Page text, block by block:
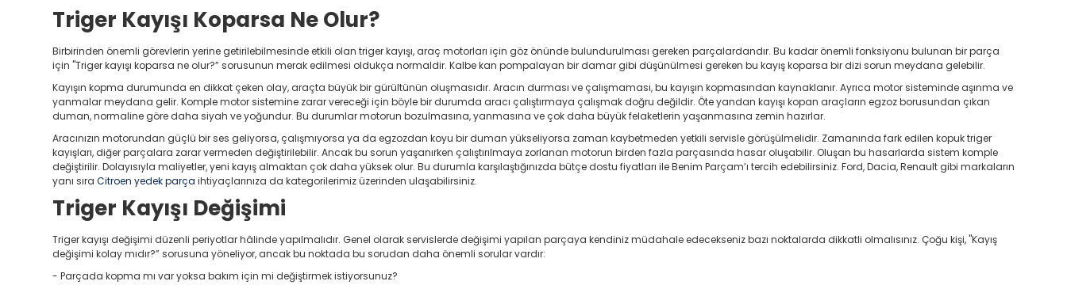
Triger Kayışı Koparsa Ne Olur?
Birbirinden önemli görevlerin yerine getirilebilmesinde etkili olan triger kayışı, araç motorları için göz önünde bulundurulması gereken parçalardandır. Bu kadar önemli fonksiyonu bulunan bir parça
için "Triger kayışı koparsa ne olur?” sorusunun merak edilmesi oldukça normaldir. Kalbe kan pompalayan bir damar gibi düşünülmesi gereken bu kayış koparsa bir dizi sorun meydana gelebilir.
Kayışın kopma durumunda en dikkat çeken olay, araçta büyük bir gürültünün oluşmasıdır. Aracın durması ve çalışmaması, bu kayışın kopmasından kaynaklanır. Ayrıca motor sisteminde aşınma ve
yanmalar meydana gelir. Komple motor sistemine zarar vereceği için böyle bir durumda aracı çalıştırmaya çalışmak doğru değildir. Öte yandan kayışı kopan araçların egzoz borusundan çıkan
duman, normaline göre daha siyah ve yoğundur. Bu durumlar motorun bozulmasına, yanmasına ve çok daha büyük felaketlerin yaşanmasına zemin hazırlar.
Aracınızın motorundan güçlü bir ses geliyorsa, çalışmıyorsa ya da egzozdan koyu bir duman yükseliyorsa zaman kaybetmeden yetkili servisle görüşülmelidir. Zamanında fark edilen kopuk triger
kayışları, diğer parçalara zarar vermeden değiştirilebilir. Ancak bu sorun yaşanırken çalıştırılmaya zorlanan motorun birden fazla parçasında hasar oluşabilir. Oluşan bu hasarlarda sistem komple
değiştirilir. Dolayısıyla maliyetler, yeni kayış almaktan çok daha yüksek olur. Bu durumla karşılaştığınızda bütçe dostu fiyatları ile Benim Parçam’ı tercih edebilirsiniz. Ford, Dacia, Renault gibi markaların
yanı sıra Citroen yedek parça ihtiyaçlarınıza da kategorilerimiz üzerinden ulaşabilirsiniz.
Triger Kayışı Değişimi
Triger kayışı değişimi düzenli periyotlar hâlinde yapılmalıdır. Genel olarak servislerde değişimi yapılan parçaya kendiniz müdahale edecekseniz bazı noktalarda dikkatli olmalısınız. Çoğu kişi, "Kayış
değişimi kolay mıdır?” sorusuna yöneliyor, ancak bu noktada bu sorudan daha önemli sorular vardır:
- Parçada kopma mı var yoksa bakım için mi değiştirmek istiyorsunuz?